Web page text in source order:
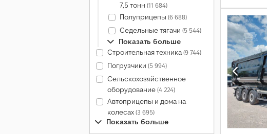
7,5 тонн (11 684)
Полуприцепы (6 688)
Седельные тягачи (5 544)
Показать больше
Строительная техника(9 744)
Погрузчики (5 994)
Сельскохозяйственное
оборудование(4 224)
Автоприцепы и дома на
колесах(3 695)
Показать больше